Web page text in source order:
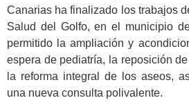
Canarias ha finalizado los trabajos
Salud del Golfo, en el municipio
permitido la ampliación y
espera de pediatría, la reposición
la reforma integral de los aseos,
una nueva consulta polivalente.